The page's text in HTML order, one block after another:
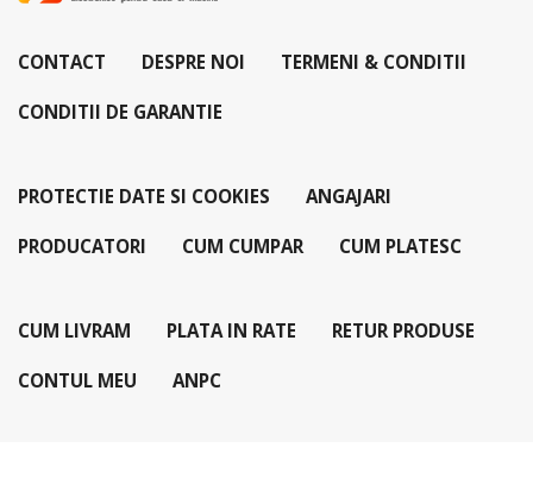
CONTACT DESPRE NOI TERMENI & CONDITII
CONDITII DE GARANTIE
PROTECTIE DATE SI COOKIES ANGAJARI
PRODUCATORI CUM CUMPAR CUM PLATESC
CUM LIVRAM PLATA IN RATE RETUR PRODUSE
CONTUL MEU ANPC